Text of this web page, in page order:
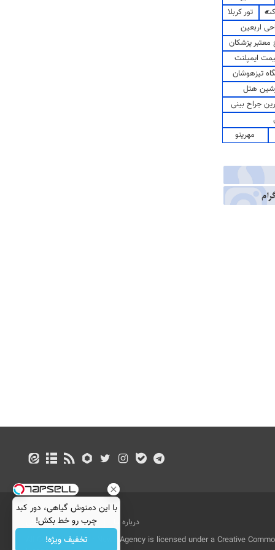
تور کربلا
اربعین
پزشکان
ایمپلنت
تیزهوشان
هتل
جراح بینی
مهرینو
درباره ما تماس با ما
بازرگانی
All Content by Mehr News Agency is licensed under a Creative
با این دمنوش گیاهی، دور کبد
چرب رو خط بکش!
تخفیف ویژه!